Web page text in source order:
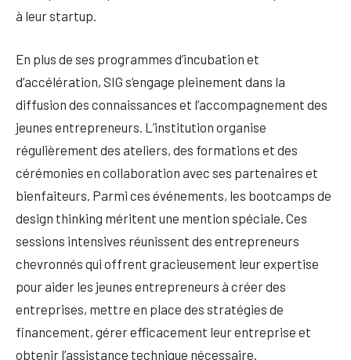
à leur startup.
En plus de ses programmes d’incubation et
d’accélération, SIG s’engage pleinement dans la
diffusion des connaissances et l’accompagnement des
jeunes entrepreneurs. L’institution organise
régulièrement des ateliers, des formations et des
cérémonies en collaboration avec ses partenaires et
bienfaiteurs. Parmi ces événements, les bootcamps de
design thinking méritent une mention spéciale. Ces
sessions intensives réunissent des entrepreneurs
chevronnés qui offrent gracieusement leur expertise
pour aider les jeunes entrepreneurs à créer des
entreprises, mettre en place des stratégies de
financement, gérer efficacement leur entreprise et
obtenir l’assistance technique nécessaire.